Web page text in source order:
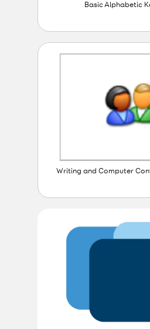
Basic Alphabetic
Writing and Computer